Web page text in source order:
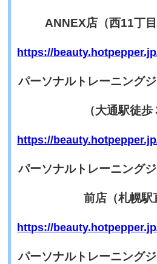
ANNEX店（西11丁
https://
パーソナルトレーニング
（大通駅徒歩
https://
パーソナルトレーニング
前店（札幌駅
https://
パーソナルトレーニング